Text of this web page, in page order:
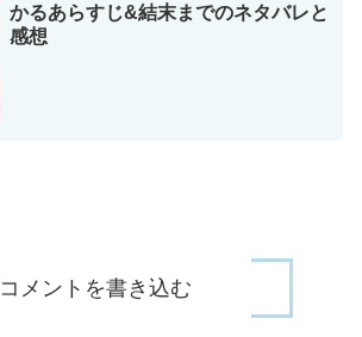
かるあらすじ&結末までのネタバレと
感想
コメントを書き込む